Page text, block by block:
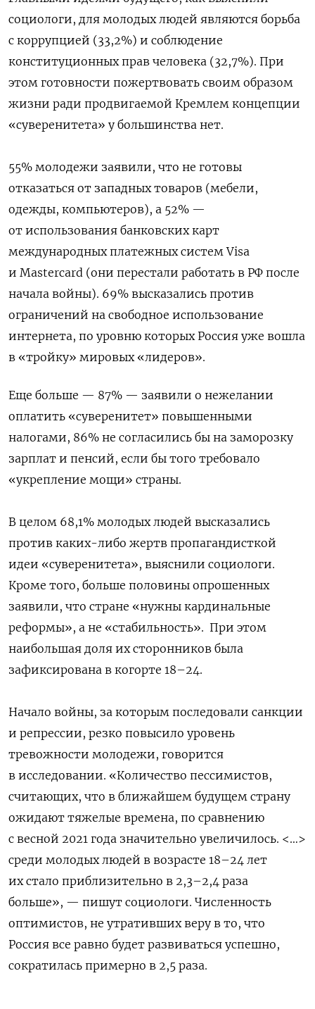
социологи, для молодых людей являются борьба
с коррупцией (33,2%) и соблюдение
конституционных прав человека (32,7%). При
этом готовности пожертвовать своим образом
жизни ради продвигаемой Кремлем концепции
«суверенитета» у большинства нет.
55% молодежи заявили, что не готовы
отказаться от западных товаров (мебели,
одежды, компьютеров), а 52% —
от использования банковских карт
международных платежных систем Visa
и Masterсard (они перестали работать в РФ после
начала войны). 69% высказались против
ограничений на свободное использование
интернета, по уровню которых Россия уже вошла
в «тройку» мировых «лидеров».
Еще больше — 87% — заявили о нежелании
оплатить «суверенитет» повышенными
налогами, 86% не согласились бы на заморозку
зарплат и пенсий, если бы того требовало
«укрепление мощи» страны.
В целом 68,1% молодых людей высказались
против каких-либо жертв пропагандисткой
идеи «суверенитета», выяснили социологи.
Кроме того, больше половины опрошенных
заявили, что стране «нужны кардинальные
реформы», а не «стабильность». При этом
наибольшая доля их сторонников была
зафиксирована в когорте 18–24.
Начало войны, за которым последовали санкции
и репрессии, резко повысило уровень
тревожности молодежи, говорится
в исследовании. «Количество пессимистов,
считающих, что в ближайшем будущем страну
ожидают тяжелые времена, по сравнению
с весной 2021 года значительно увеличилось. <…>
среди молодых людей в возрасте 18–24 лет
их стало приблизительно в 2,3–2,4 раза
больше», — пишут социологи. Численность
оптимистов, не утративших веру в то, что
Россия все равно будет развиваться успешно,
сократилась примерно в 2,5 раза.